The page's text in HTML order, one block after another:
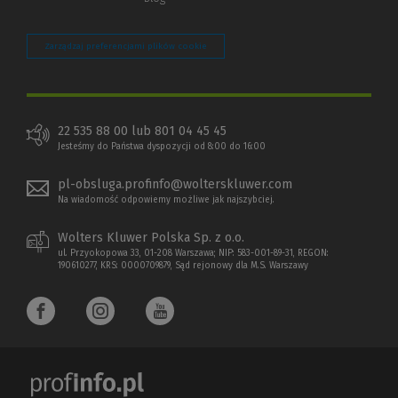
Zarządzaj preferencjami plików cookie
22 535 88 00 lub 801 04 45 45
Jesteśmy do Państwa dyspozycji od 8:00 do 16:00
pl-obsluga.profinfo@wolterskluwer.com
Na wiadomość odpowiemy możliwe jak najszybciej.
Wolters Kluwer Polska Sp. z o.o.
ul. Przyokopowa 33, 01-208 Warszawa; NIP: 583-001-89-31, REGON:
190610277, KRS: 0000709879, Sąd rejonowy dla M.S. Warszawy